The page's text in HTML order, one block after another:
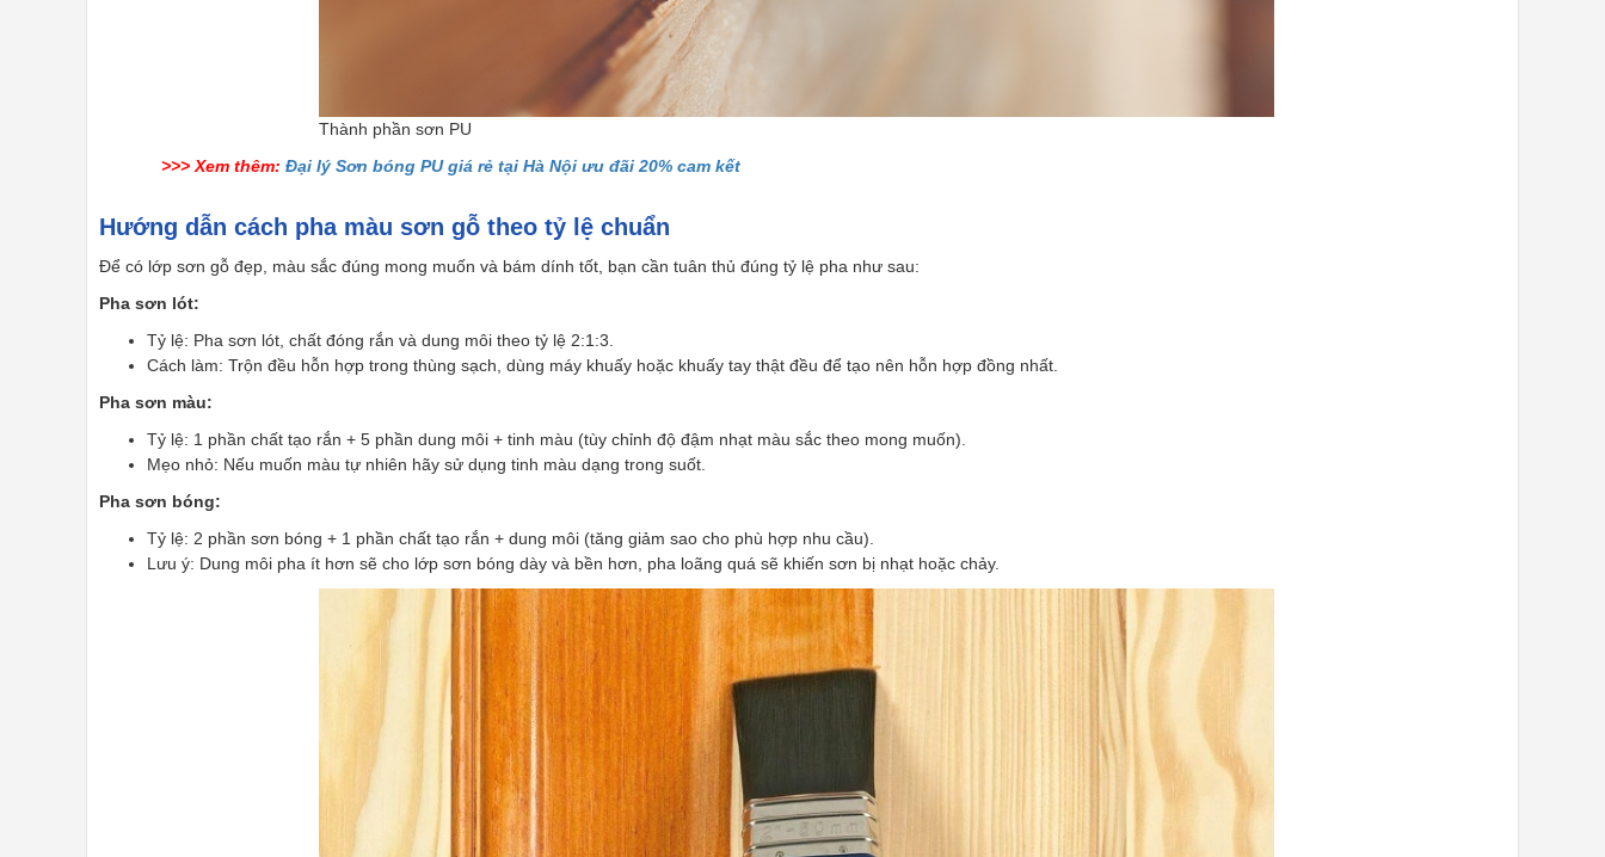
Thành phần sơn PU
>>> Xem thêm: Đại lý Sơn bóng PU giá rẻ tại Hà Nội ưu đãi 20% cam kết
Hướng dẫn cách pha màu sơn gỗ theo tỷ lệ chuẩn
Để có lớp sơn gỗ đẹp, màu sắc đúng mong muốn và bám dính tốt, bạn cần tuân thủ đúng tỷ lệ pha như sau:
Pha sơn lót:
Tỷ lệ: Pha sơn lót, chất đóng rắn và dung môi theo tỷ lệ 2:1:3.
Cách làm: Trộn đều hỗn hợp trong thùng sạch, dùng máy khuấy hoặc khuấy tay thật đều để tạo nên hỗn hợp đồng nhất.
Pha sơn màu:
Tỷ lệ: 1 phần chất tạo rắn + 5 phần dung môi + tinh màu (tùy chỉnh độ đậm nhạt màu sắc theo mong muốn).
Mẹo nhỏ: Nếu muốn màu tự nhiên hãy sử dụng tinh màu dạng trong suốt.
Pha sơn bóng:
Tỷ lệ: 2 phần sơn bóng + 1 phần chất tạo rắn + dung môi (tăng giảm sao cho phù hợp nhu cầu).
Lưu ý: Dung môi pha ít hơn sẽ cho lớp sơn bóng dày và bền hơn, pha loãng quá sẽ khiến sơn bị nhạt hoặc chảy.